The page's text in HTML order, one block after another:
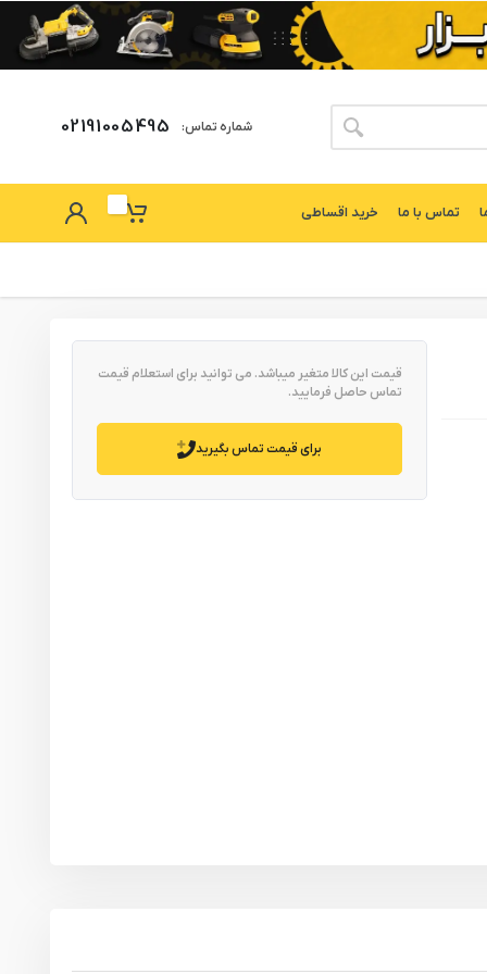
شماره تماس: 02191005495
تماس با ما خرید اقساطی
قیمت این کالا متغیر میباشد. می توانید برای استعلام قیمت
تماس حاصل فرمایید.
برای قیمت تماس بگیرید